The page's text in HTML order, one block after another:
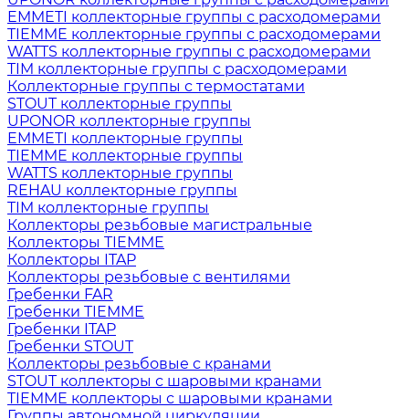
EMMETI коллекторные группы с расходомерами
TIEMME коллекторные группы с расходомерами
WATTS коллекторные группы с расходомерами
TIM коллекторные группы с расходомерами
Коллекторные группы с термостатами
STOUT коллекторные группы
UPONOR коллекторные группы
EMMETI коллекторные группы
TIEMME коллекторные группы
WATTS коллекторные группы
REHAU коллекторные группы
TIM коллекторные группы
Коллекторы резьбовые магистральные
Коллекторы TIEMME
Коллекторы ITAP
Коллекторы резьбовые с вентилями
Гребенки FAR
Гребенки TIEMME
Гребенки ITAP
Гребенки STOUT
Коллекторы резьбовые с кранами
STOUT коллекторы с шаровыми кранами
TIEMME коллекторы с шаровыми кранами